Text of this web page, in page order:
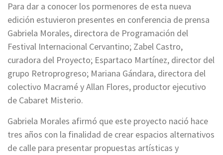
Para dar a conocer los pormenores de esta nueva
edición estuvieron presentes en conferencia de prensa
Gabriela Morales, directora de Programación del
Festival Internacional Cervantino; Zabel Castro,
curadora del Proyecto; Espartaco Martínez, director del
grupo Retroprogreso; Mariana Gándara, directora del
colectivo Macramé y Allan Flores, productor ejecutivo
de Cabaret Misterio.
Gabriela Morales afirmó que este proyecto nació hace
tres años con la finalidad de crear espacios alternativos
de calle para presentar propuestas artísticas y